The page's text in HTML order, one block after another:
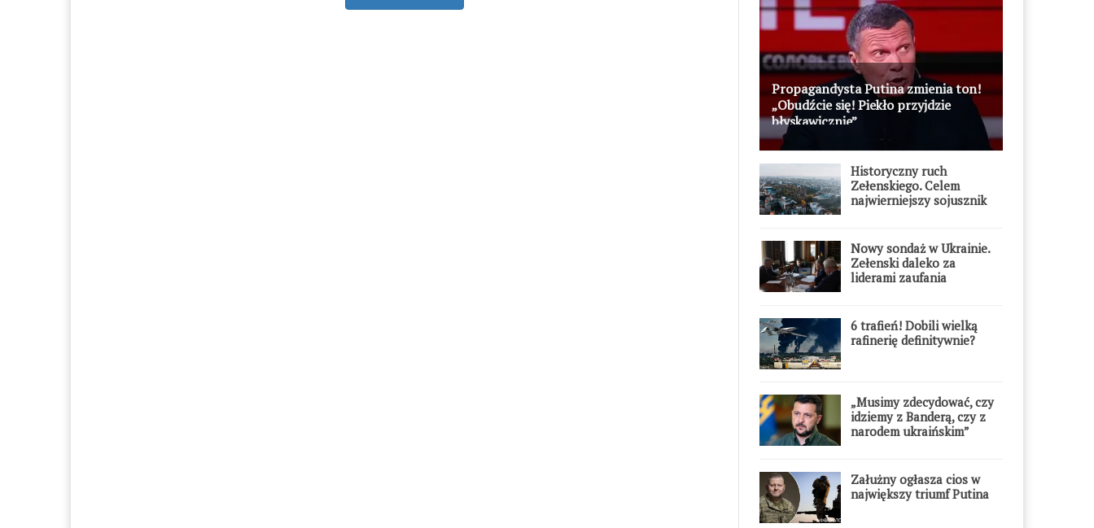
Propagandysta Putina zmienia ton!
„Obudźcie się! Piekło przyjdzie
błyskawicznie”
Historyczny ruch
Zełenskiego. Celem
najwierniejszy sojusznik
Nowy sondaż w Ukrainie.
Zełenski daleko za
liderami zaufania
6 trafień! Dobili wielką
rafinerię definitywnie?
„Musimy zdecydować, czy
idziemy z Banderą, czy z
narodem ukraińskim”
Załużny ogłasza cios w
największy triumf Putina